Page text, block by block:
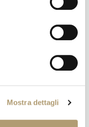
Mostra dettagli